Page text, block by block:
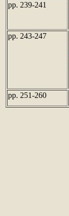
pp. 239-241
pp. 243-247
pp. 251-260